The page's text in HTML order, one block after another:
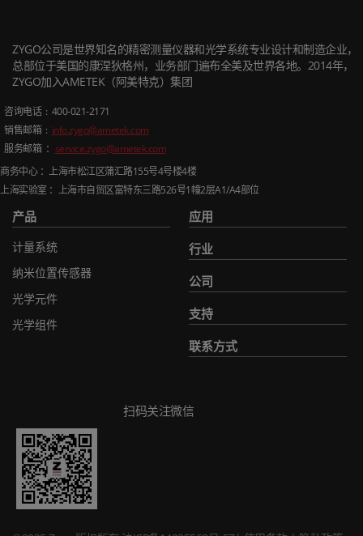
ZYGO公司是世界知名的精密测量仪器和光学系统专业设计和制造企业，
总部位于美国的康涅狄格州，业务部门遍布全美及世界各地。2014年，
ZYGO加入AMETEK（阿美特克）集团
咨询电话: 400-021-2171
销售邮箱 : info.zygo@ametek.com
服务邮箱 ： service.zygo@ametek.com
商务中心 ：上海市松江区蒲汇路155号4号楼4楼
上海实验室 ：上海市自贸区富特东三路526号1幢2层A1/A4部位
产品
计量系统
纳米位置传感器
光学元件
光学组件
应用
行业
公司
支持
联系方式
扫码关注微信